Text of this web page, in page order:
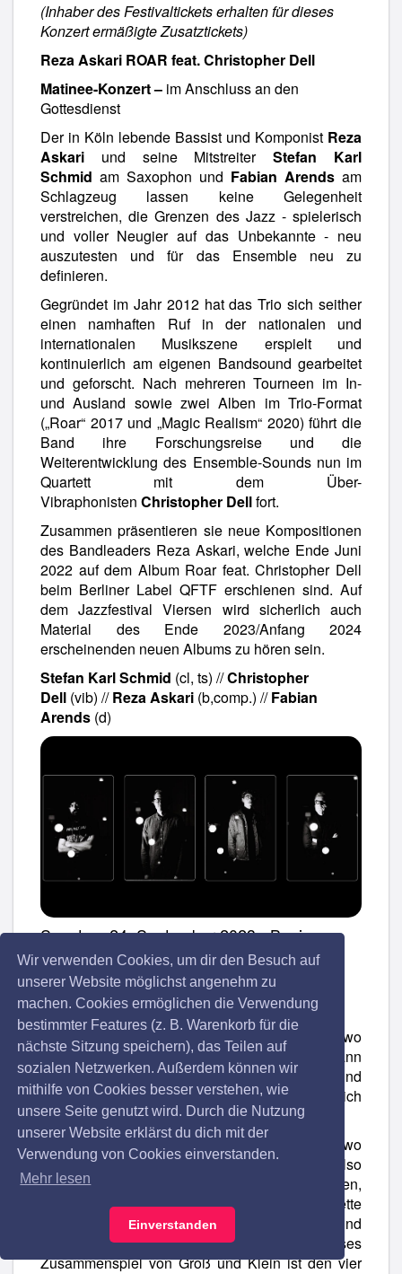
Wir verwenden Cookies, um dir den Besuch auf
unserer Website möglichst angenehm zu
machen. Cookies ermöglichen die Verwendung
bestimmter Features (z. B. Warenkorb für die
nächste Sitzung speichern), das Teilen auf
sozialen Netzwerken. Außerdem können wir
mithilfe von Cookies besser verstehen, wie
unsere Seite genutzt wird. Durch die Nutzung
unserer Website erklärst du dich mit der
Verwendung von Cookies einverstanden.
Mehr lesen
Einverstanden
(Inhaber des Festivaltickets erhalten für dieses
Konzert ermäßigte Zusatztickets)
Reza Askari ROAR feat. Christopher Dell
Matinee-Konzert – im Anschluss an den
Gottesdienst
Der in Köln lebende Bassist und Komponist Reza
Askari
und seine Mitstreiter
Stefan Karl
Schmid am Saxophon und Fabian Arends am
Schlagzeug lassen keine Gelegenheit
verstreichen, die Grenzen des Jazz - spielerisch
und voller Neugier auf das Unbekannte - neu
auszutesten und für das Ensemble neu zu
definieren.
Gegründet im Jahr 2012 hat das Trio sich seither
einen namhaften Ruf in der nationalen und
internationalen Musikszene erspielt und
kontinuierlich am eigenen Bandsound gearbeitet
und geforscht. Nach mehreren Tourneen im In-
und Ausland sowie zwei Alben im Trio-Format
(„Roar“ 2017 und „Magic Realism“ 2020) führt die
Band ihre Forschungsreise und die
Weiterentwicklung des Ensemble-Sounds nun im
Quartett mit dem Über-
Vibraphonisten Christopher Dellfort.
Zusammen präsentieren sie neue Kompositionen
des Bandleaders Reza Askari, welche Ende Juni
2022 auf dem Album Roar feat. Christopher Dell
beim Berliner Label QFTF erschienen sind. Auf
dem Jazzfestival Viersen wird sicherlich auch
Material des Ende 2023/Anfang 2024
erscheinenden neuen Albums zu hören sein.
Stefan Karl Schmid (cl, ts) //Christopher
Dell (vib) // Reza Askari (b,comp.) // Fabian
Arends (d)
Sonntag, 24. September 2023 - Beginn:
17:00 Uhr
Festhalle
Junior's Jazz Open
Wenn es denn eine Schublade sein soll, wo
man RUMPELSTIL hineinstopfen könnte, dann
heißt diese unbedingt Family-Entertainment. Und
das musikalisch crossover, inhaltlich
anspruchsvoll und Live ein Erlebnis!
Die Musik von RUMPELSTIL ist da zu Hause, wo
Erwachsene und Kinder zusammenkommen, also
miteinander bummeln, schummeln, Kekse klauen,
sich im Auto stauen, Karten spielen, um die Wette
schielen, Fragen fragen, sich wieder vertragen und
gute Musik erleben wollen. Dieses
Zusammenspiel von Groß und Klein ist den vier